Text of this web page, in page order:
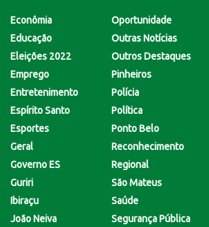
Econômia
Educação
Eleições 2022
Emprego
Entretenimento
Espírito Santo
Esportes
Geral
Governo ES
Guriri
Ibiraçu
João Neiva
Oportunidade
Outras Notícias
Outros Destaques
Pinheiros
Polícia
Política
Ponto Belo
Reconhecimento
Regional
São Mateus
Saúde
Segurança Pública